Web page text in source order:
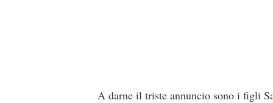
A darne il triste annuncio sono i figli